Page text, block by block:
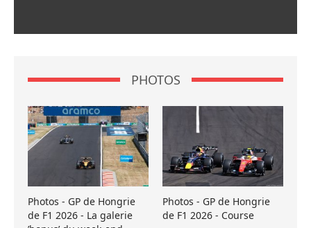
PHOTOS
Photos - GP de Hongrie
de F1 2026 - La galerie
Photos - GP de Hongrie
de F1 2026 - Course